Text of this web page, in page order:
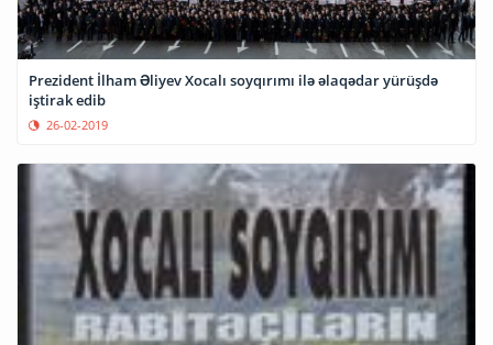
Prezident İlham Əliyev Xocalı soyqırımı ilə əlaqədar yürüşdə
iştirak edib
26-02-2019